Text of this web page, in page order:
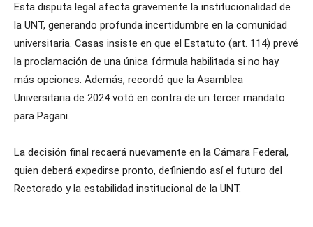
Esta disputa legal afecta gravemente la institucionalidad de
la UNT, generando profunda incertidumbre en la comunidad
universitaria. Casas insiste en que el Estatuto (art. 114) prevé
la proclamación de una única fórmula habilitada si no hay
más opciones. Además, recordó que la Asamblea
Universitaria de 2024 votó en contra de un tercer mandato
para Pagani.
La decisión final recaerá nuevamente en la Cámara Federal,
quien deberá expedirse pronto, definiendo así el futuro del
Rectorado y la estabilidad institucional de la UNT.